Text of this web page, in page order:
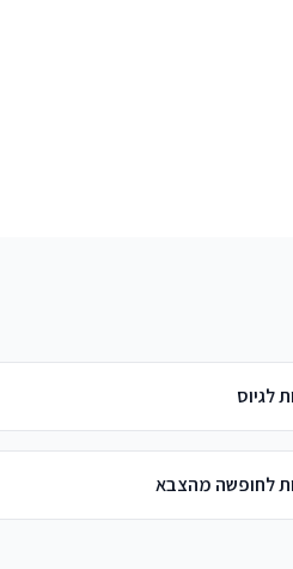
לגיוס
לחופשה מהצבא